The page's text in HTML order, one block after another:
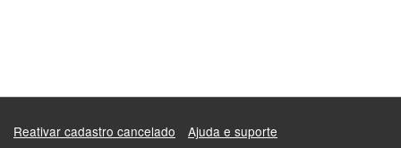
Reativar cadastro cancelado
Ajuda e suporte